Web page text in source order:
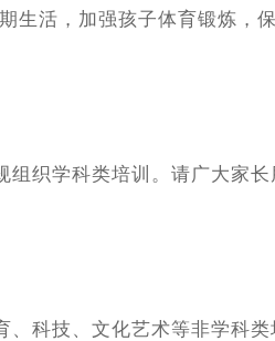
活，加强孩子体育锻炼，
织学科类培训。请广大家
科技、文化艺术等非学科类